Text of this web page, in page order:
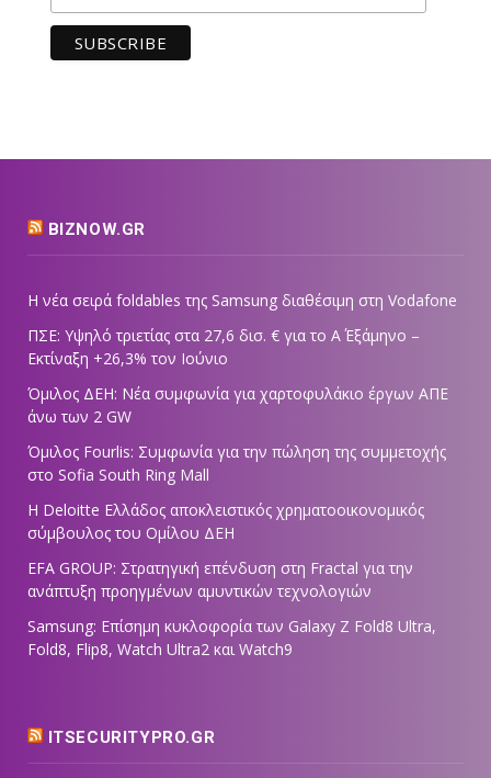
BIZNOW.GR
Η νέα σειρά foldables της Samsung διαθέσιμη στη Vodafone
ΠΣΕ: Υψηλό τριετίας στα 27,6 δισ. € για το Α΄ Εξάμηνο –
Εκτίναξη +26,3% τον Ιούνιο
Όμιλος ΔΕΗ: Νέα συμφωνία για χαρτοφυλάκιο έργων ΑΠΕ
άνω των 2 GW
Όμιλος Fourlis: Συμφωνία για την πώληση της συμμετοχής
στο Sofia South Ring Mall
Η Deloitte Ελλάδος αποκλειστικός χρηματοοικονομικός
σύμβουλος του Ομίλου ΔΕΗ
EFA GROUP: Στρατηγική επένδυση στη Fractal για την
ανάπτυξη προηγμένων αμυντικών τεχνολογιών
Samsung: Επίσημη κυκλοφορία των Galaxy Z Fold8 Ultra,
Fold8, Flip8, Watch Ultra2 και Watch9
ITSECURITYPRO.GR